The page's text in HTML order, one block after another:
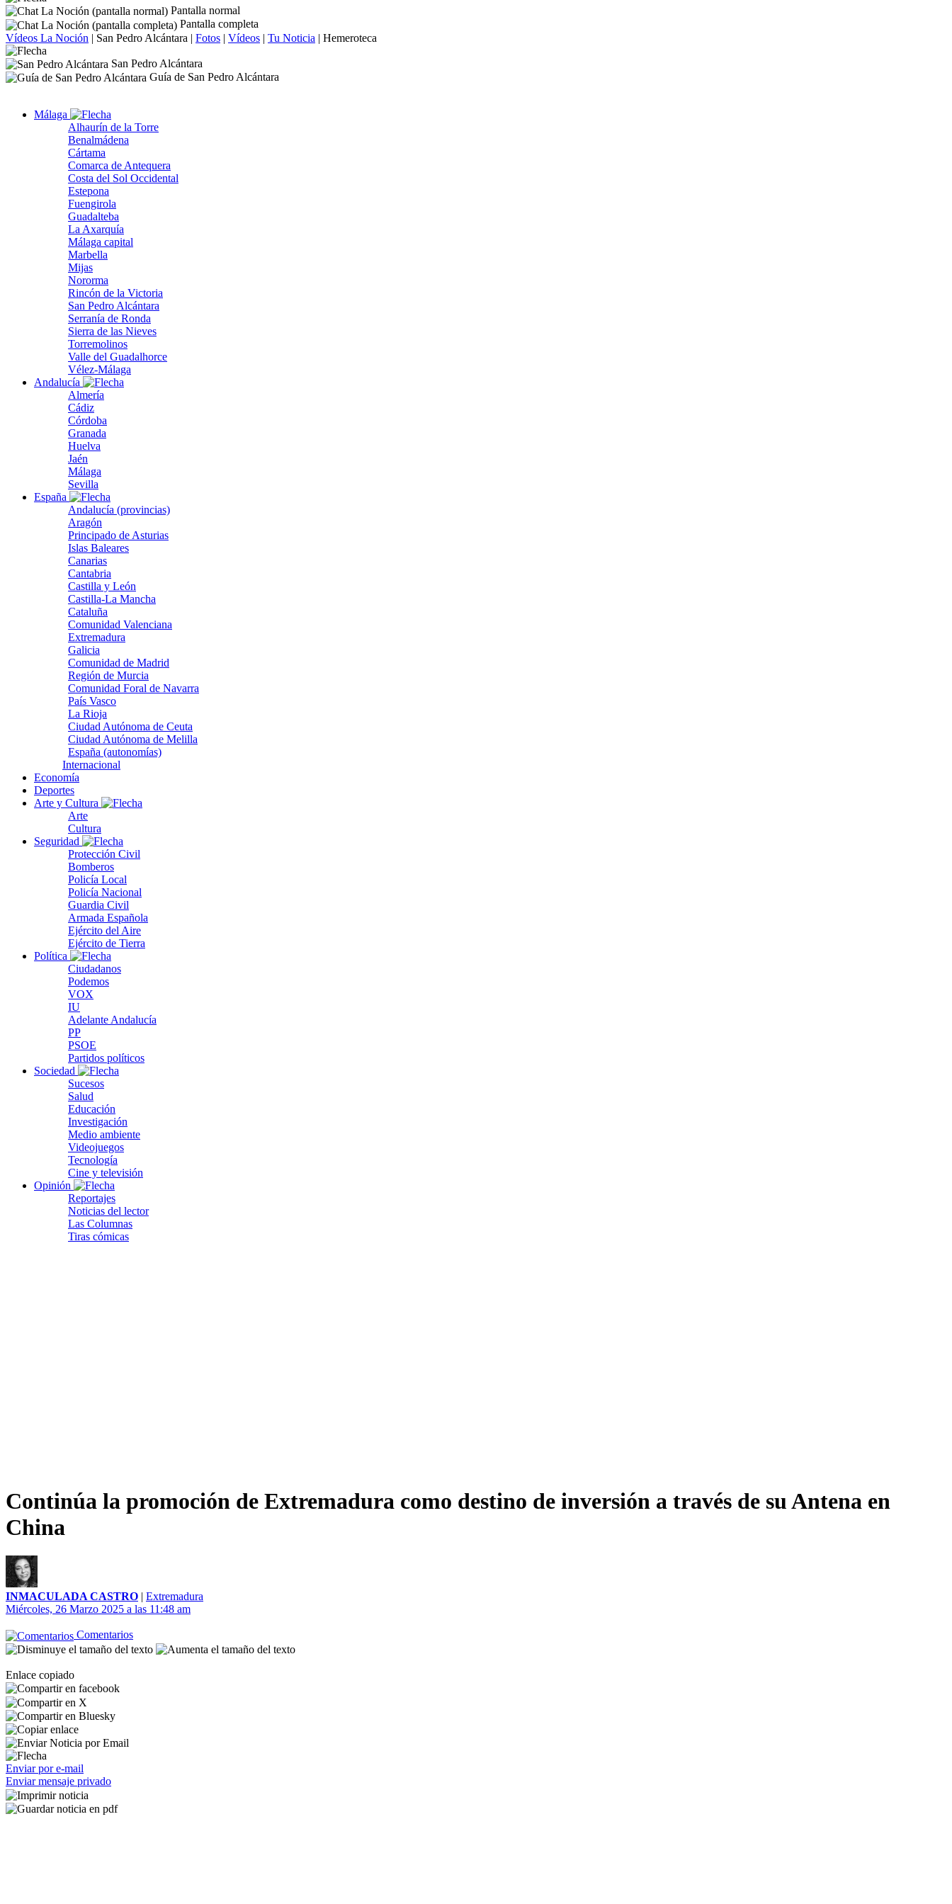
Pantalla normal
Pantalla completa
Vídeos La Noción | San Pedro Alcántara | Fotos | Vídeos | Tu Noticia | Hemeroteca
San Pedro Alcántara
Guía de San Pedro Alcántara
Málaga
Alhaurín de la Torre
Benalmádena
Cártama
Comarca de Antequera
Costa del Sol Occidental
Estepona
Fuengirola
Guadalteba
La Axarquía
Málaga capital
Marbella
Mijas
Nororma
Rincón de la Victoria
San Pedro Alcántara
Serranía de Ronda
Sierra de las Nieves
Torremolinos
Valle del Guadalhorce
Vélez-Málaga
Andalucía
Almería
Cádiz
Córdoba
Granada
Huelva
Jaén
Málaga
Sevilla
España
Andalucía (provincias)
Aragón
Principado de Asturias
Islas Baleares
Canarias
Cantabria
Castilla y León
Castilla-La Mancha
Cataluña
Comunidad Valenciana
Extremadura
Galicia
Comunidad de Madrid
Región de Murcia
Comunidad Foral de Navarra
País Vasco
La Rioja
Ciudad Autónoma de Ceuta
Ciudad Autónoma de Melilla
España (autonomías)
Internacional
Economía
Deportes
Arte y Cultura
Arte
Cultura
Seguridad
Protección Civil
Bomberos
Policía Local
Policía Nacional
Guardia Civil
Armada Española
Ejército del Aire
Ejército de Tierra
Política
Ciudadanos
Podemos
VOX
IU
Adelante Andalucía
PP
PSOE
Partidos políticos
Sociedad
Sucesos
Salud
Educación
Investigación
Medio ambiente
Videojuegos
Tecnología
Cine y televisión
Opinión
Reportajes
Noticias del lector
Las Columnas
Tiras cómicas
Continúa la promoción de Extremadura como destino de inversión a través de su Antena en
China
INMACULADA CASTRO | Extremadura
Miércoles, 26 Marzo 2025 a las 11:48 am
Comentarios
Enlace copiado
Enviar por e-mail
Enviar mensaje privado